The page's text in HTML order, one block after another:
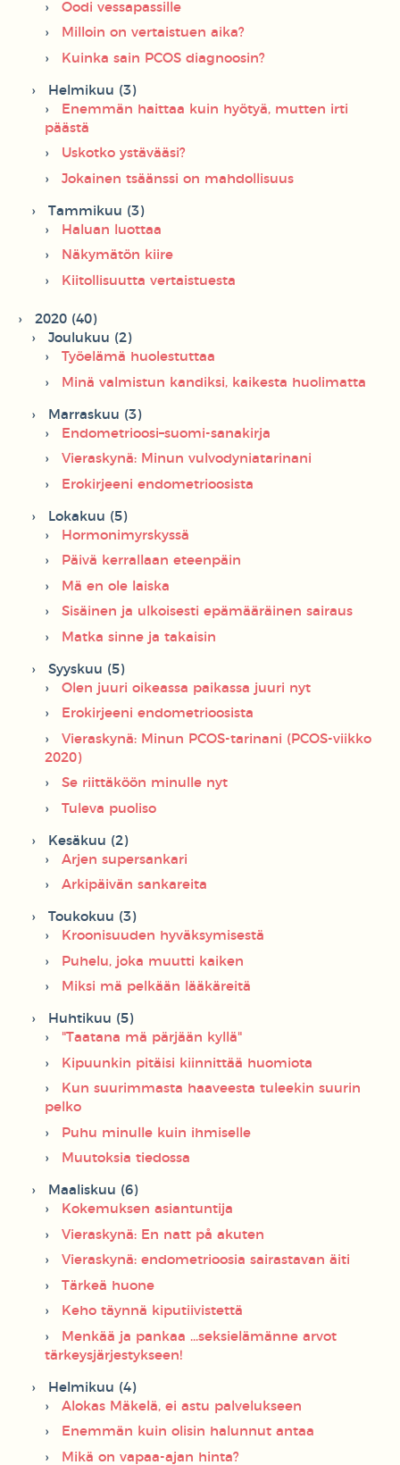
Oodi vessapassille
Milloin on vertaistuen aika?
Kuinka sain PCOS diagnoosin?
Helmikuu (3)
Enemmän haittaa kuin hyötyä, mutten irti
päästä
Uskotko ystävääsi?
Jokainen tsäänssi on mahdollisuus
Tammikuu (3)
Haluan luottaa
Näkymätön kiire
Kiitollisuutta vertaistuesta
2020 (40)
Joulukuu (2)
Työelämä huolestuttaa
Minä valmistun kandiksi, kaikesta huolimatta
Marraskuu (3)
Endometrioosi–suomi-sanakirja
Vieraskynä: Minun vulvodyniatarinani
Erokirjeeni endometrioosista
Lokakuu (5)
Hormonimyrskyssä
Päivä kerrallaan eteenpäin
Mä en ole laiska
Sisäinen ja ulkoisesti epämääräinen sairaus
Matka sinne ja takaisin
Syyskuu (5)
Olen juuri oikeassa paikassa juuri nyt
Erokirjeeni endometrioosista
Vieraskynä: Minun PCOS-tarinani (PCOS-viikko
2020)
Se riittäköön minulle nyt
Tuleva puoliso
Kesäkuu (2)
Arjen supersankari
Arkipäivän sankareita
Toukokuu (3)
Kroonisuuden hyväksymisestä
Puhelu, joka muutti kaiken
Miksi mä pelkään lääkäreitä
Huhtikuu (5)
"Taatana mä pärjään kyllä"
Kipuunkin pitäisi kiinnittää huomiota
Kun suurimmasta haaveesta tuleekin suurin
pelko
Puhu minulle kuin ihmiselle
Muutoksia tiedossa
Maaliskuu (6)
Kokemuksen asiantuntija
Vieraskynä: En natt på akuten
Vieraskynä: endometrioosia sairastavan äiti
Tärkeä huone
Keho täynnä kiputiivistettä
Menkää ja pankaa ...seksielämänne arvot
tärkeysjärjestykseen!
Helmikuu (4)
Alokas Mäkelä, ei astu palvelukseen
Enemmän kuin olisin halunnut antaa
Mikä on vapaa-ajan hinta?